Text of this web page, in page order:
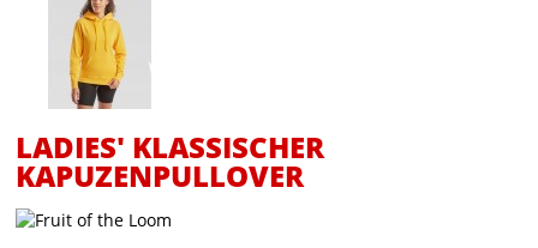
LADIES' KLASSISCHER
KAPUZENPULLOVER